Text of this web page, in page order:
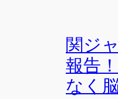
関ジ
報告
なく